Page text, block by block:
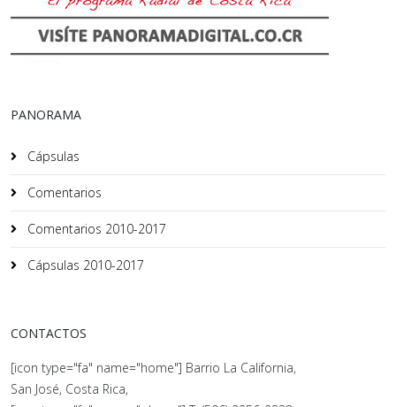
PANORAMA
Cápsulas
Comentarios
Comentarios 2010-2017
Cápsulas 2010-2017
CONTACTOS
[icon type="fa" name="home"] Barrio La California,
San José, Costa Rica,